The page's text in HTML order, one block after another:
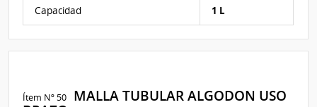
Capacidad 1 L
Ítem Nº 50
MALLA TUBULAR ALGODON USO